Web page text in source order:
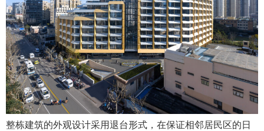
整栋建筑的外观设计采用退台形式，在保证相邻居民区的日